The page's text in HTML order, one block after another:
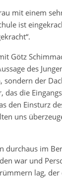
mit einem
ist
Götz
des
sondern der
die
den Einsturz
uns
durchaus im
war und
lag,